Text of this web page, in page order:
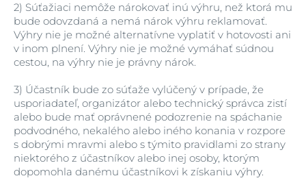
2) Súťažiaci nemôže nárokovať inú výhru, než ktorá mu
bude odovzdaná a nemá nárok výhru reklamovať.
Výhry nie je možné alternatívne vyplatiť v hotovosti ani
v inom plnení. Výhry nie je možné vymáhať súdnou
cestou, na výhry nie je právny nárok.
3) Účastník bude zo súťaže vylúčený v prípade, že
usporiadateľ, organizátor alebo technický správca zistí
alebo bude mať oprávnené podozrenie na spáchanie
podvodného, nekalého alebo iného konania v rozpore
s dobrými mravmi alebo s týmito pravidlami zo strany
niektorého z účastníkov alebo inej osoby, ktorým
dopomohla danému účastníkovi k získaniu výhry.